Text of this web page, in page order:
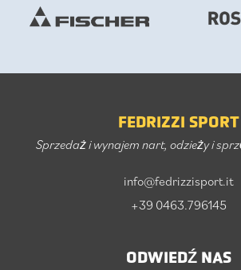
FEDRIZZI SPORT
Sprzedaż i wynajem nart, odzieży i
info@fedrizzisport.it
+39 0463.796145
ODWIEDŹ NAS